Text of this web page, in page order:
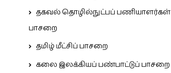
தகவல் தொழில்நுட்பப் பணியாளர்கள்
பாசறை
தமிழ் மீட்சிப் பாசறை
கலை இலக்கியப் பண்பாட்டுப் பாசறை